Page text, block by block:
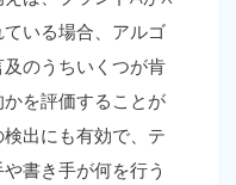
いる場合、アルゴ
のうちいくつが肯
を評価することが
出にも有効で、テ
書き手が何を行う